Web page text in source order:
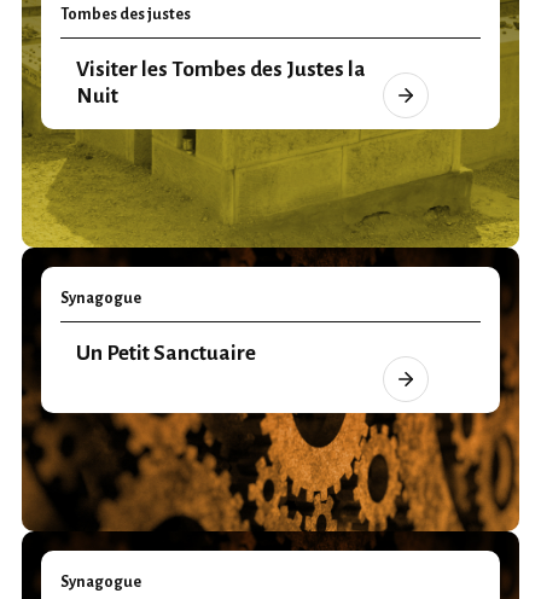
Tombes des justes
Visiter les Tombes des Justes la
Nuit
Synagogue
Un Petit Sanctuaire
Synagogue